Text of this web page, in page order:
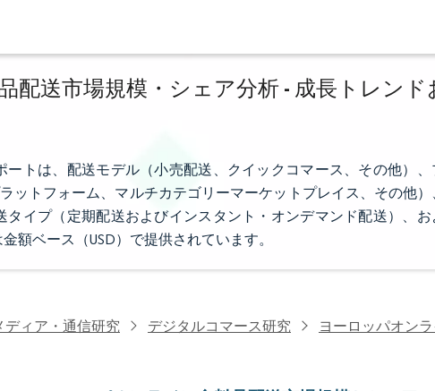
配送市場規模・シェア分析 - 成長トレンド
トは、配送モデル（小売配送、クイックコマース、その他）、
ットフォーム、マルチカテゴリーマーケットプレイス、その他）
イプ（定期配送およびインスタント・オンデマンド配送）、お
額ベース（USD）で提供されています。
ディア・通信研究 デジタルコマース研究 ヨーロッパオン